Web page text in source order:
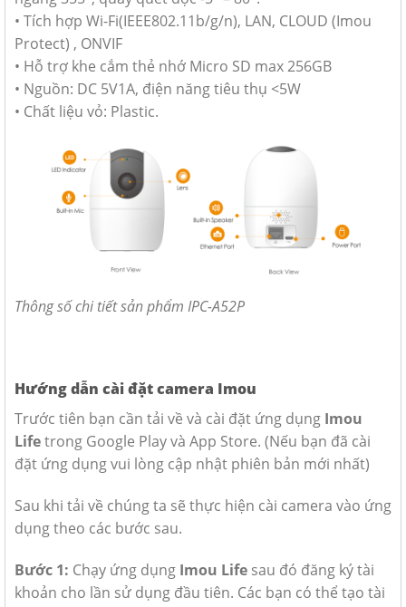
• Tích hợp Wi-Fi(IEEE802.11b/g/n), LAN, CLOUD (Imou
Protect) , ONVIF
• Hỗ trợ khe cắm thẻ nhớ Micro SD max 256GB
• Nguồn: DC 5V1A, điện năng tiêu thụ <5W
• Chất liệu vỏ: Plastic.
Thông số chi tiết sản phẩm IPC-A52P
Hướng dẫn cài đặt camera Imou
Trước tiên bạn cần tải về và cài đặt ứng dụng Imou
Lifetrong Google Play và App Store. (Nếu bạn đã cài
đặt ứng dụng vui lòng cập nhật phiên bản mới nhất)
Sau khi tải về chúng ta sẽ thực hiện cài camera vào ứng
dụng theo các bước sau.
Bước 1: Chạy ứng dụng Imou Life sau đó đăng ký tài
khoản cho lần sử dụng đầu tiên. Các bạn có thể tạo tài